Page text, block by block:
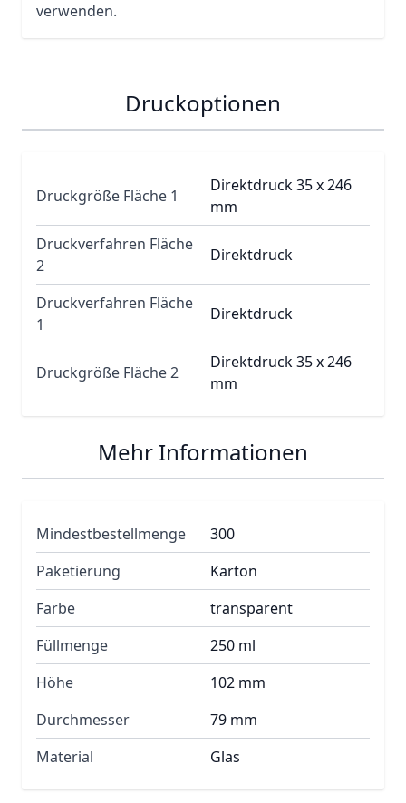
verwenden.
Druckoptionen
Druckgröße Fläche 1
Direktdruck 35 x 246
mm
Druckverfahren Fläche
2
Direktdruck
Druckverfahren Fläche
1
Direktdruck
Druckgröße Fläche 2
Direktdruck 35 x 246
mm
Mehr Informationen
Mindestbestellmenge
300
Paketierung
Karton
Farbe
transparent
Füllmenge
250 ml
Höhe
102 mm
Durchmesser
79 mm
Material
Glas